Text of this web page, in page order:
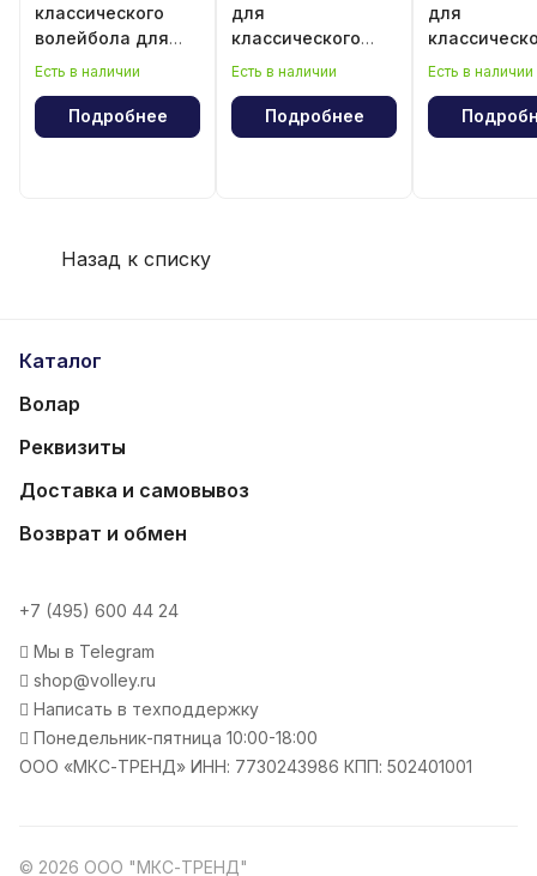
классического
волейбола для
девочки
Есть в наличии
Подробнее
для
классического
волейбола для
Есть в наличии
Подробнее
для
волейбола
Есть в наличии
Назад к списку
Каталог
Волар
Реквизиты
Доставка и самовывоз
Возврат и обмен
+7 (495) 600 44 24
Мы в Telegram
shop@volley.ru
Написать в техподдержку
Понедельник-пятница 10:00-18:00
ООО «МКС-ТРЕНД» ИНН: 7730243986 КПП: 502401001
© 2026 ООО "МКС-ТРЕНД"